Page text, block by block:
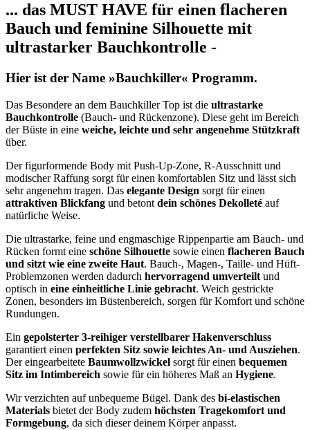
... das MUST HAVE für einen flacheren
Bauch und feminine Silhouette mit
ultrastarker Bauchkontrolle -
Hier ist der Name »Bauchkiller« Programm.
Das Besondere an dem Bauchkiller Top ist die ultrastarke
Bauchkontrolle (Bauch- und Rückenzone). Diese geht im Bereich
der Büste in eine weiche, leichte und sehr angenehme Stützkraft
über.
Der figurformende Body mit Push-Up-Zone, R-Ausschnitt und
modischer Raffung sorgt für einen komfortablen Sitz und lässt sich
sehr angenehm tragen. Das elegante Design sorgt für einen
attraktiven Blickfang und betont dein schönes Dekolleté auf
natürliche Weise.
Die ultrastarke, feine und engmaschige Rippenpartie am Bauch- und
Rücken formt eine schöne Silhouette sowie einen flacheren Bauch
und sitzt wie eine zweite Haut. Bauch-, Magen-, Taille- und Hüft-
Problemzonen werden dadurch hervorragend umverteilt und
optisch in eine einheitliche Linie gebracht. Weich gestrickte
Zonen, besonders im Büstenbereich, sorgen für Komfort und schöne
Rundungen.
Ein gepolsterter 3-reihiger verstellbarer Hakenverschluss
garantiert einen perfekten Sitz sowie leichtes An- und Ausziehen.
Der eingearbeitete Baumwollzwickel sorgt für einen bequemen
Sitz im Intimbereich sowie für ein höheres Maß an Hygiene.
Wir verzichten auf unbequeme Bügel. Dank des bi-elastischen
Materials bietet der Body zudem höchsten Tragekomfort und
Formgebung, da sich dieser deinem Körper anpasst.